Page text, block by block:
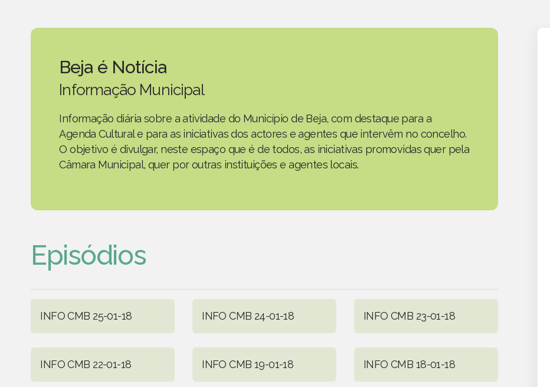
Beja é Notícia
Informação Municipal
Informação diária sobre a atividade do Município de Beja, com destaque para a
Agenda Cultural e para as iniciativas dos actores e agentes que intervêm no concelho.
O objetivo é divulgar, neste espaço que é de todos, as iniciativas promovidas quer pela
Câmara Municipal, quer por outras instituições e agentes locais.
Episódios
INFO CMB 25-01-18 INFO CMB 24-01-18 INFO CMB 23-01-18
INFO CMB 22-01-18 INFO CMB 19-01-18 INFO CMB 18-01-18